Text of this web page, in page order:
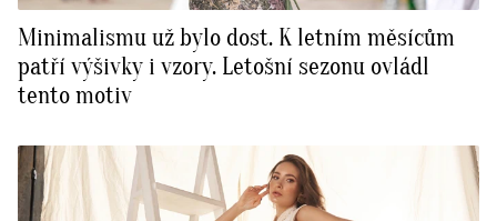
Minimalismu už bylo dost. K letním měsícům
patří výšivky i vzory. Letošní sezonu ovládl
tento motiv